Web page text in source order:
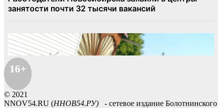
16+
© 2021
NNOV54.RU (ННОВ54.РУ) - сетевое издание Болотнинского